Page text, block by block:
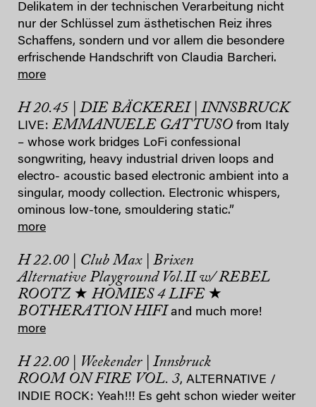
Delikatem in der technischen Verarbeitung nicht
nur der Schlüssel zum ästhetischen Reiz ihres
Schaffens, sondern und vor allem die besondere
erfrischende Handschrift von Claudia Barcheri.
more
H 20.45 | DIE BÄCKEREI | INNSBRUCK
LIVE: EMMANUELE GATTUSO from Italy
– whose work bridges LoFi confessional
songwriting, heavy industrial driven loops and
electro- acoustic based electronic ambient into a
singular, moody collection. Electronic whispers,
ominous low-tone, smouldering static.”
more
H 22.00 | Club Max | Brixen
Alternative Playground Vol.II w/ REBEL
ROOTZ ★ HOMIES 4 LIFE ★
BOTHERATION HIFI and much more!
more
H 22.00 | Weekender | Innsbruck
ROOM ON FIRE VOL. 3, ALTERNATIVE /
INDIE ROCK: Yeah!!! Es geht schon wieder weiter